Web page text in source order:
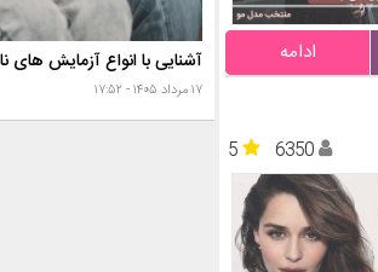
ادامه
5
6350
آشنایی با انواع آزمایش های
۱۷ مرداد ۱۴۰۵ - ۱۷:۵۲